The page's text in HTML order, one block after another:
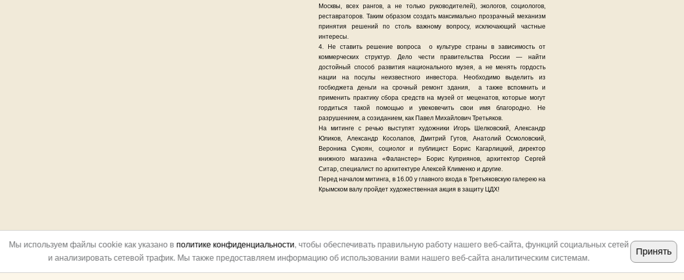
Москвы, всех рангов, а не только руководителей), экологов, социологов,
реставраторов. Таким образом создать максимально прозрачный механизм
принятия решений по столь важному вопросу, исключающий частные
интересы.
4. Не ставить решение вопроса о культуре страны в зависимость от
коммерческих структур. Дело чести правительства России — найти
достойный способ развития национального музея, а не менять гордость
нации на посулы неизвестного инвестора. Необходимо выделить из
госбюджета деньги на срочный ремонт здания, а также вспомнить и
применить практику сбора средств на музей от меценатов, которые могут
гордиться такой помощью и увековечить свои имя благородно. Не
разрушением, а созиданием, как Павел Михайлович Третьяков.
На митинге с речью выступят художники Игорь Шелковcкий, Александр
Юликов, Александр Косолапов, Дмитрий Гутов, Анатолий Осмоловский,
Вероника Сукоян, социолог и публицист Борис Кагарлицкий, директор
книжного магазина «Фаланстер» Борис Куприянов, архитектор Сергей
Ситар, специалист по архитектуре Алексей Клименко и другие.
Перед началом митинга, в 16.00 у главного входа в Третьяковскую галерею на
Крымском валу пройдет художественная акция в защиту ЦДХ!
Мы используем файлы cookie как указано в политике конфиденциальности, чтобы обеспечивать правильную работу нашего веб-сайта, функций социальных сетей
и анализировать сетевой трафик. Мы также предоставляем информацию об использовании вами нашего веб-сайта аналитическим системам.
Принять